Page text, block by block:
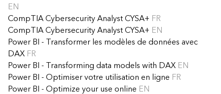
EN
CompTIA Cybersecurity Analyst CYSA+ FR
CompTIA Cybersecurity Analyst CYSA+ EN
Power BI - Transformer les modèles de données avec
DAX FR
Power BI - Transforming data models with DAX EN
Power BI - Optimiser votre utilisation en ligne FR
Power BI - Optimize your use online EN